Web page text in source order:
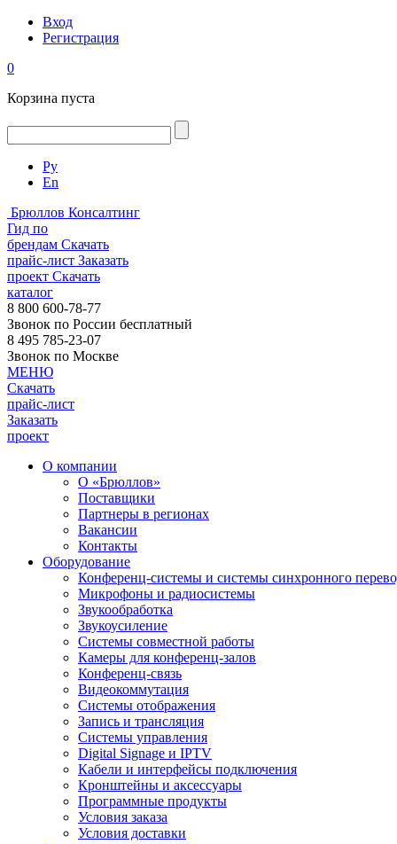
Вход
Регистрация
0
Корзина пуста
Ру
En
Брюллов Консалтинг
Гид по
брендам Скачать
прайс-лист Заказать
проект Скачать
каталог
8 800 600-78-77
Звонок по России бесплатный
8 495 785-23-07
Звонок по Москве
МЕНЮ
Скачать
прайс-лист
Заказать
проект
О компании
О «Брюллов»
Поставщики
Партнеры в регионах
Вакансии
Контакты
Оборудование
Конференц-системы и системы синхронного
Микрофоны и радиосистемы
Звукообработка
Звукоусиление
Системы совместной работы
Камеры для конференц-залов
Конференц-связь
Видеокоммутация
Системы отображения
Запись и трансляция
Системы управления
Digital Signage и IPTV
Кабели и интерфейсы подключения
Кронштейны и аксессуары
Программные продукты
Условия заказа
Условия доставки